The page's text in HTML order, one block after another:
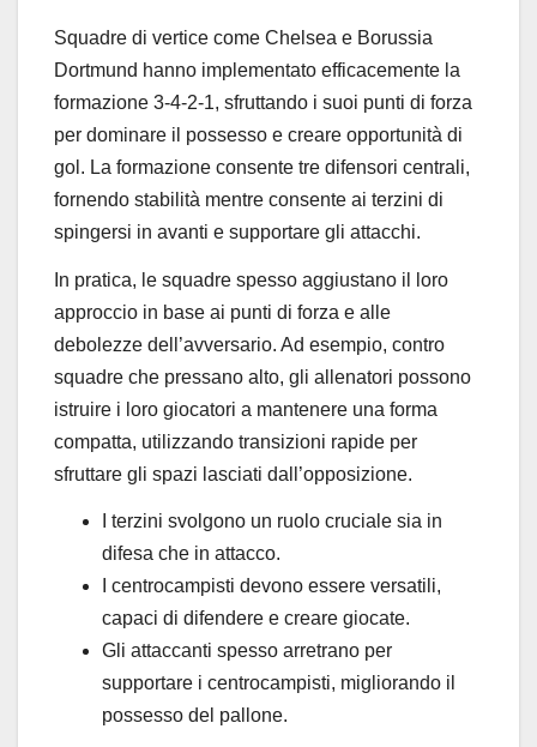
Squadre di vertice come Chelsea e Borussia
Dortmund hanno implementato efficacemente la
formazione 3-4-2-1, sfruttando i suoi punti di forza
per dominare il possesso e creare opportunità di
gol. La formazione consente tre difensori centrali,
fornendo stabilità mentre consente ai terzini di
spingersi in avanti e supportare gli attacchi.
In pratica, le squadre spesso aggiustano il loro
approccio in base ai punti di forza e alle
debolezze dell’avversario. Ad esempio, contro
squadre che pressano alto, gli allenatori possono
istruire i loro giocatori a mantenere una forma
compatta, utilizzando transizioni rapide per
sfruttare gli spazi lasciati dall’opposizione.
I terzini svolgono un ruolo cruciale sia in
difesa che in attacco.
I centrocampisti devono essere versatili,
capaci di difendere e creare giocate.
Gli attaccanti spesso arretrano per
supportare i centrocampisti, migliorando il
possesso del pallone.